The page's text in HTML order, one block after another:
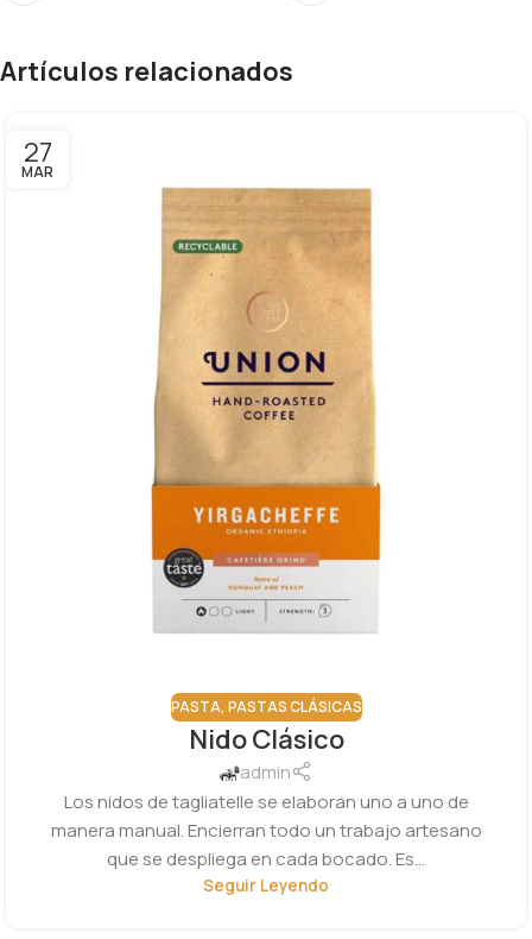
Artículos relacionados
27
MAR
PASTA, PASTAS CLÁSICAS
Nido Clásico
admin
Los nidos de tagliatelle se elaboran uno a uno de
manera manual. Encierran todo un trabajo artesano
que se despliega en cada bocado. Es...
Seguir Leyendo